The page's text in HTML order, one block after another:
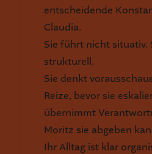
entscheidende
Claudia.
Sie führt nicht situativ.
strukturell.
Sie denkt
Reize, bevor sie
übernimmt
Moritz sie abgeben
Ihr Alltag ist klar